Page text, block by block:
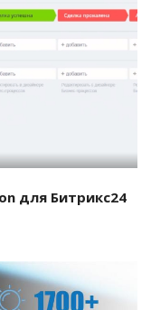
для Битрикс24